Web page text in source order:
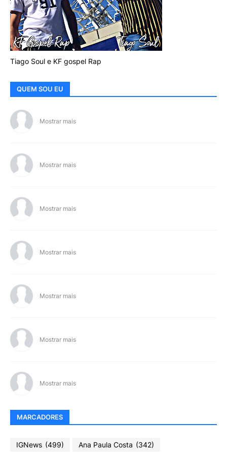
Tiago Soul e KF gospel Rap
QUEM SOU EU
Mostrar mais
Mostrar mais
Mostrar mais
Mostrar mais
Mostrar mais
Mostrar mais
Mostrar mais
MARCADORES
IGNews (499) Ana Paula Costa (342)